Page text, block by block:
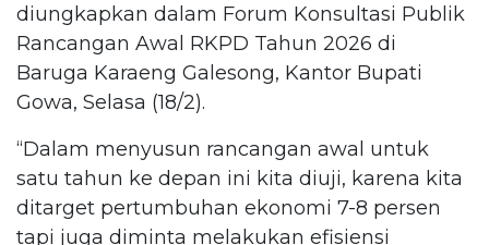
diungkapkan dalam Forum Konsultasi Publik
Rancangan Awal RKPD Tahun 2026 di
Baruga Karaeng Galesong, Kantor Bupati
Gowa, Selasa (18/2).
“Dalam menyusun rancangan awal untuk
satu tahun ke depan ini kita diuji, karena kita
ditarget pertumbuhan ekonomi 7-8 persen
tapi juga diminta melakukan efisiensi